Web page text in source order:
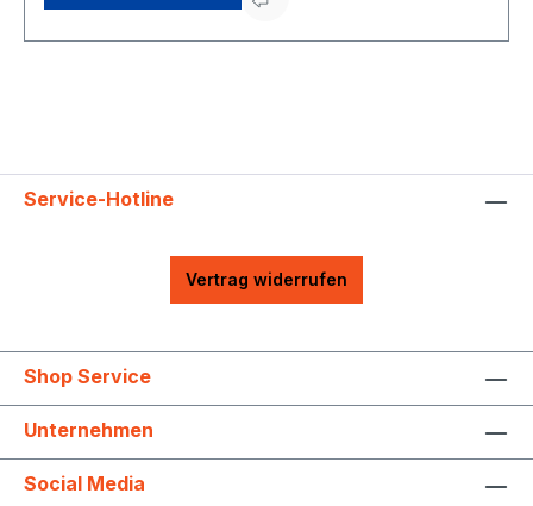
Service-Hotline
Vertrag widerrufen
Shop Service
Unternehmen
Social Media